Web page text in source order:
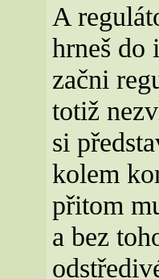
A
hrneš do
začni
totiž
si
kolem
přitom
a bez